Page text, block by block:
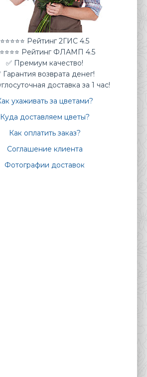
⭐⭐⭐⭐⭐ Рейтинг 2ГИС 4.5
Рейтинг ФЛАМП 4.5
✅ Премиум качество!
Гарантия возврата денег!
доставка за 1 час!
ухаживать за цветами?
Куда доставляем цветы?
Как оплатить заказ?
Соглашение клиента
Фотографии доставок